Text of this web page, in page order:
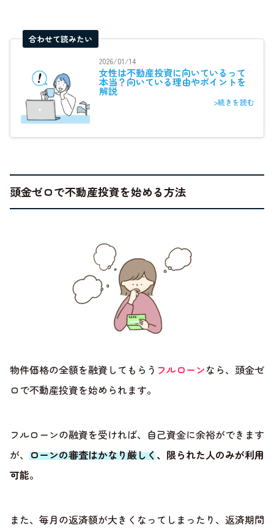
合わせて読みたい
2026/01/14
女性は不動産投資に向いているって
本当？向いている理由やポイントを
解説
>続きを読む
頭金ゼロで不動産投資を始める方法
物件価格の全額を融資してもらう フルローンなら、頭金ゼ
ロで不動産投資を始められます。
フルローンの融資を受ければ、自己資金に余裕ができます
が、 ローンの審査はかなり厳しく、限られた人のみが利用
可能。
また、毎月の返済額が大きくなってしまったり、返済期間